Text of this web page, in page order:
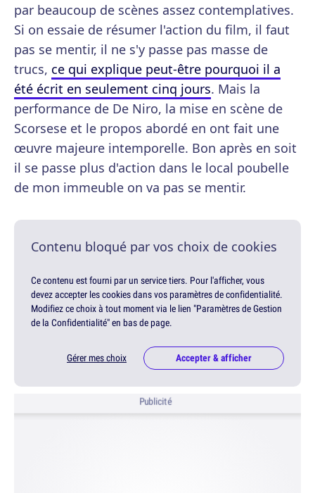
par beaucoup de scènes assez contemplatives.
Si on essaie de résumer l'action du film, il faut
pas se mentir, il ne s'y passe pas masse de
trucs, ce qui explique peut-être pourquoi il a
été écrit en seulement cinq jours. Mais la
performance de De Niro, la mise en scène de
Scorsese et le propos abordé en ont fait une
œuvre majeure intemporelle. Bon après en soit
il se passe plus d'action dans le local poubelle
de mon immeuble on va pas se mentir.
Contenu bloqué par vos choix de cookies
Ce contenu est fourni par un service tiers. Pour l'afficher, vous
devez accepter les cookies dans vos paramètres de confidentialité.
Modifiez ce choix à tout moment via le lien "Paramètres de Gestion
de la Confidentialité" en bas de page.
Gérer mes choix Accepter & afficher
Publicité